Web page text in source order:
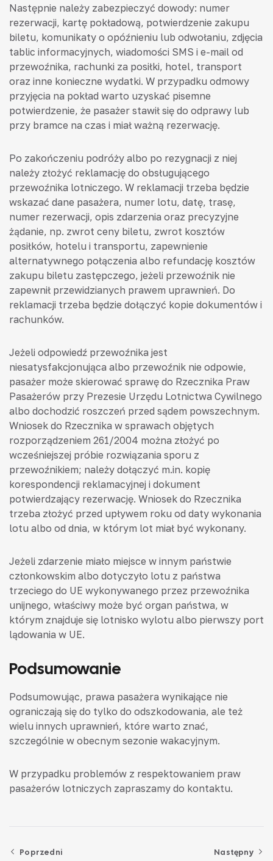
Następnie należy zabezpieczyć dowody: numer
rezerwacji, kartę pokładową, potwierdzenie zakupu
biletu, komunikaty o opóźnieniu lub odwołaniu, zdjęcia
tablic informacyjnych, wiadomości SMS i e-mail od
przewoźnika, rachunki za posiłki, hotel, transport
oraz inne konieczne wydatki. W przypadku odmowy
przyjęcia na pokład warto uzyskać pisemne
potwierdzenie, że pasażer stawił się do odprawy lub
przy bramce na czas i miał ważną rezerwację.
Po zakończeniu podróży albo po rezygnacji z niej
należy złożyć reklamację do obsługującego
przewoźnika lotniczego. W reklamacji trzeba będzie
wskazać dane pasażera, numer lotu, datę, trasę,
numer rezerwacji, opis zdarzenia oraz precyzyjne
żądanie, np. zwrot ceny biletu, zwrot kosztów
posiłków, hotelu i transportu, zapewnienie
alternatywnego połączenia albo refundację kosztów
zakupu biletu zastępczego, jeżeli przewoźnik nie
zapewnił przewidzianych prawem uprawnień. Do
reklamacji trzeba będzie dołączyć kopie dokumentów i
rachunków.
Jeżeli odpowiedź przewoźnika jest
niesatysfakcjonująca albo przewoźnik nie odpowie,
pasażer może skierować sprawę do Rzecznika Praw
Pasażerów przy Prezesie Urzędu Lotnictwa Cywilnego
albo dochodzić roszczeń przed sądem powszechnym.
Wniosek do Rzecznika w sprawach objętych
rozporządzeniem 261/2004 można złożyć po
wcześniejszej próbie rozwiązania sporu z
przewoźnikiem; należy dołączyć m.in. kopię
korespondencji reklamacyjnej i dokument
potwierdzający rezerwację. Wniosek do Rzecznika
trzeba złożyć przed upływem roku od daty wykonania
lotu albo od dnia, w którym lot miał być wykonany.
Jeżeli zdarzenie miało miejsce w innym państwie
członkowskim albo dotyczyło lotu z państwa
trzeciego do UE wykonywanego przez przewoźnika
unijnego, właściwy może być organ państwa, w
którym znajduje się lotnisko wylotu albo pierwszy port
lądowania w UE.
Podsumowanie
Podsumowując, prawa pasażera wynikające nie
ograniczają się do tylko do odszkodowania, ale też
wielu innych uprawnień, które warto znać,
szczególnie w obecnym sezonie wakacyjnym.
W przypadku problemów z respektowaniem praw
pasażerów lotniczych zapraszamy do kontaktu.
Poprzedni Następny